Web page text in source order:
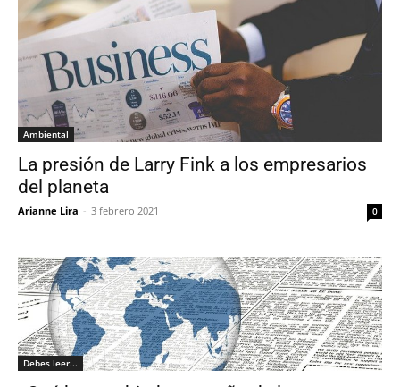
Ambiental
La presión de Larry Fink a los empresarios
del planeta
Arianne Lira - 3 febrero 2021 0
Debes leer...